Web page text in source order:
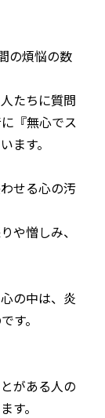
の煩悩の数
たちに質問
『無心でス
ます。
せる心の汚
や憎しみ、
の中は、炎
す。
がある人の
す。